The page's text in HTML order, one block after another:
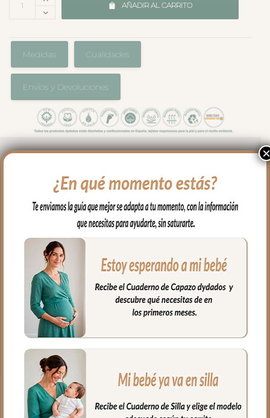
AÑADIR AL CARRITO
Medidas Cualidades
Envíos y Devoluciones
algodón con el borde a juego con la
colección que hayas elegido para tu
capazo.
Capucha para arropar la cabecita del
bebe en tejido de algodón también a
juego
En una esquina sistema de sujeción, para
que puedas colocar la toalla alrededor de
tu cuello y así tener las manos libres para
coger a tu bebé con tranquilidad.
Medidas: 110x110cm
×